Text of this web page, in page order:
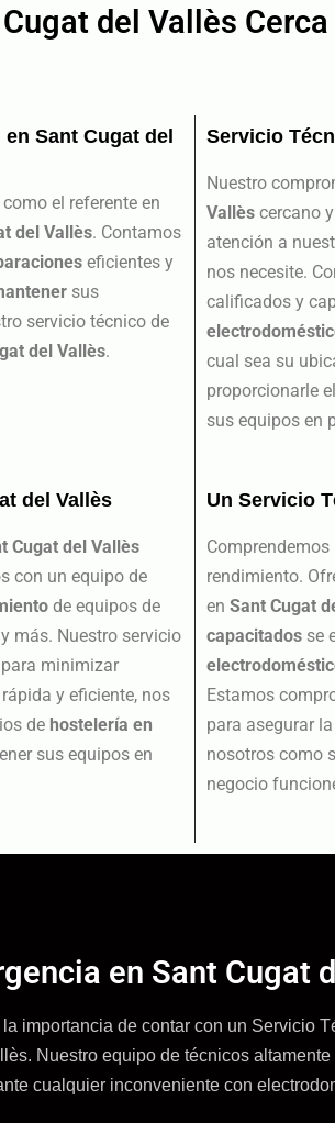
del Vallès
Sant Cugat del
el referente en
del Vallès. Contamos
eficientes y
sus
servicio técnico de
del Vallès.
Servicio
Nuestro
Vallès cercano
atención a
nos necesite.
calificados y
cual sea su
proporcionarle
sus equipos en
del Vallès
Cugat del Vallès
con un equipo de
de equipos de
y más. Nuestro servicio
minimizar
y eficiente, nos
de hostelería en
sus equipos en
Un Servicio
rendimiento.
en Sant Cugat
capacitados se
Estamos
para asegurar
nosotros como
negocio
en Sant Cugat
importancia de contar con un Servicio
Nuestro equipo de técnicos
cualquier inconveniente con